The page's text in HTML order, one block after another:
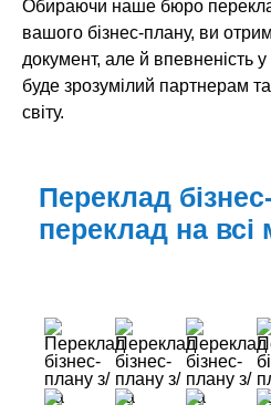
Обираючи наше бюро
вашого бізнес-плану, ви
документ, але й впевненість
буде зрозумілий партнерам
світу.
Переклад
переклад на всі